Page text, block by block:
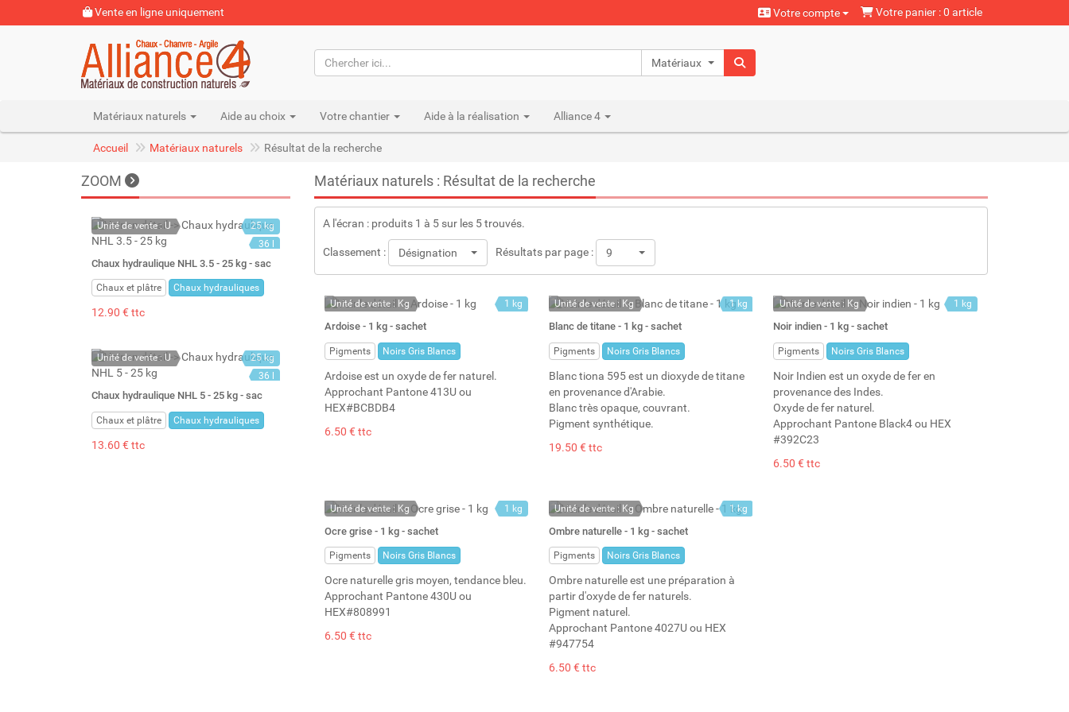
Vente en ligne uniquement Votre compte Votre panier : 0 article
Matériaux naturels
Matériaux naturels Aide au choix Votre chantier Aide à la réalisation Alliance 4
Accueil Matériaux naturels Résultat de la recherche
ZOOM
Unité de vente : U
25 kg
36 l
Chaux hydraulique NHL 3.5 - 25 kg - sac
Chaux et plâtre Chaux hydrauliques
12.90 € ttc
Unité de vente : U
25 kg
36 l
Chaux hydraulique NHL 5 - 25 kg - sac
Chaux et plâtre Chaux hydrauliques
13.60 € ttc
Matériaux naturels : Résultat de la recherche
A l'écran : produits 1 à 5 sur les 5 trouvés.
Classement : Désignation Résultats par page : 9
Unité de vente : Kg
En stock
Stock : 1
1 kg
Ardoise - 1 kg - sachet
Pigments Noirs Gris Blancs
Ardoise est un oxyde de fer naturel.
Approchant Pantone 413U ou
HEX#BCBDB4
6.50 € ttc
Unité de vente : Kg
En stock permanent
Stock : 41
1 kg
Blanc de titane - 1 kg - sachet
Pigments Noirs Gris Blancs
Blanc tiona 595 est un dioxyde de titane
en provenance d'Arabie.
Blanc très opaque, couvrant.
Pigment synthétique.
19.50 € ttc
Unité de vente : Kg
En stock permanent
Stock : 10
1 kg
Noir indien - 1 kg - sachet
Pigments Noirs Gris Blancs
Noir Indien est un oxyde de fer en
provenance des Indes.
Oxyde de fer naturel.
Approchant Pantone Black4 ou HEX
#392C23
6.50 € ttc
Unité de vente : Kg
En stock permanent
Stock : 19
1 kg
Ocre grise - 1 kg - sachet
Pigments Noirs Gris Blancs
Ocre naturelle gris moyen, tendance bleu.
Approchant Pantone 430U ou
HEX#808991
6.50 € ttc
Unité de vente : Kg
En stock permanent
Stock : 15
1 kg
Ombre naturelle - 1 kg - sachet
Pigments Noirs Gris Blancs
Ombre naturelle est une préparation à
partir d'oxyde de fer naturels.
Pigment naturel.
Approchant Pantone 4027U ou HEX
#947754
6.50 € ttc